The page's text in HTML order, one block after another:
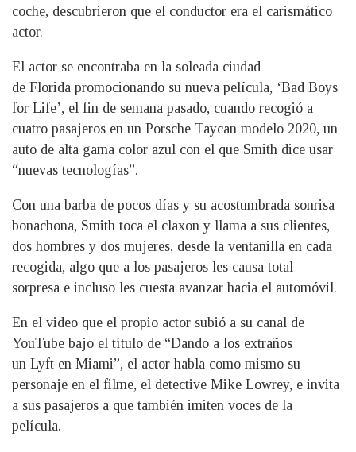
coche, descubrieron que el conductor era el carismático
actor.
El actor se encontraba en la soleada ciudad
de Florida promocionando su nueva película, ‘Bad Boys
for Life’, el fin de semana pasado, cuando recogió a
cuatro pasajeros en un Porsche Taycan modelo 2020, un
auto de alta gama color azul con el que Smith dice usar
“nuevas tecnologías”.
Con una barba de pocos días y su acostumbrada sonrisa
bonachona, Smith toca el claxon y llama a sus clientes,
dos hombres y dos mujeres, desde la ventanilla en cada
recogida, algo que a los pasajeros les causa total
sorpresa e incluso les cuesta avanzar hacia el automóvil.
En el video que el propio actor subió a su canal de
YouTube bajo el título de “Dando a los extraños
un Lyft en Miami”, el actor habla como mismo su
personaje en el filme, el detective Mike Lowrey, e invita
a sus pasajeros a que también imiten voces de la
película.